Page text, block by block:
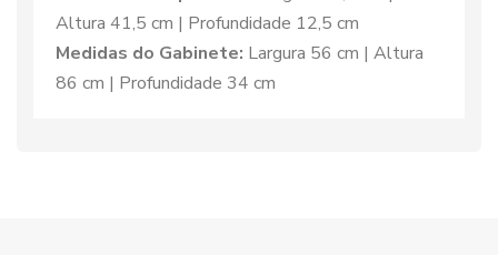
Altura 41,5 cm | Profundidade 12,5 cm
Medidas do Gabinete: Largura 56 cm | Altura
86 cm | Profundidade 34 cm